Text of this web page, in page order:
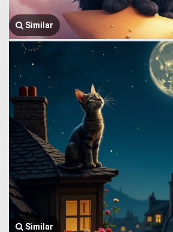
Similar
Similar